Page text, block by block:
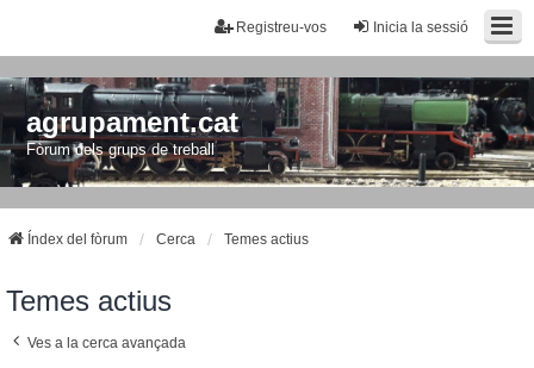
Inicia la sessió
Registreu-vos
agrupament.cat
Fòrum dels grups de treball
Índex del fòrum Cerca Temes actius
Temes actius
Ves a la cerca avançada